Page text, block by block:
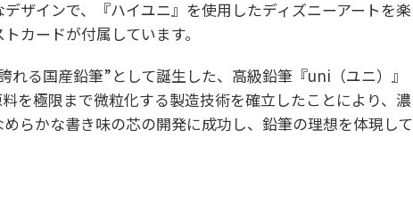
ザインで、『ハイユニ』を使用したディズニーアートを楽
カードが付属しています。
る国産鉛筆”として誕生した、高級鉛筆『uni（ユニ）』
を極限まで微粒化する製造技術を確立したことにより、濃
らかな書き味の芯の開発に成功し、鉛筆の理想を体現して